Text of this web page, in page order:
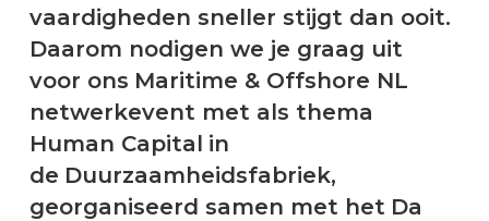
vaardigheden sneller stijgt dan ooit.
Daarom nodigen we je graag uit
voor ons Maritime & Offshore NL
netwerkevent met als thema
Human Capital in
de Duurzaamheidsfabriek,
georganiseerd samen met het Da